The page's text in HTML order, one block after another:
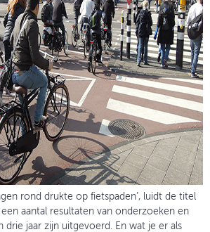
rond drukte op fietspaden’, luidt de titel
aantal resultaten van onderzoeken en
drie jaar zijn uitgevoerd. En wat je er als